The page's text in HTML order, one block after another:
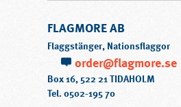
FLAGMORE AB
Flaggstänger, Nationsflaggor
order@flagmore.se
Box 16, 522 21 TIDAHOLM
Tel.0502-195 70